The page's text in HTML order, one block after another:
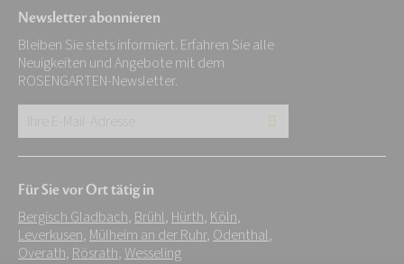
Newsletter abonnieren
Bleiben Sie stets informiert. Erfahren Sie alle
Neuigkeiten und Angebote mit dem
ROSENGARTEN-Newsletter.
E-
Adresse:
*
Für Sie vor Ort tätig in
Bergisch Gladbach, Brühl, Hürth, Köln,
Leverkusen, Mülheim an der Ruhr, Odenthal,
Overath, Rösrath,Wesseling